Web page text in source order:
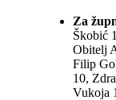
Za
Škobić
Obitelj
Filip
10,
Vukoja